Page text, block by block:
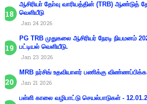
ஆசிரியா் தோ்வு வாரியத்தின் (TRB)
வெளியீடு
Jan 24 2026
PG TRB முதுகலை ஆசிரியர் நேரடி நியமனம்
பட்டியல் வெளியீடு.
Jan 23 2026
MRB நர்சிங் உதவியாளர் பணிக்கு
Jan 21 2026
பள்ளி காலை வழிபாட்டு செயல்பாடுகள் -